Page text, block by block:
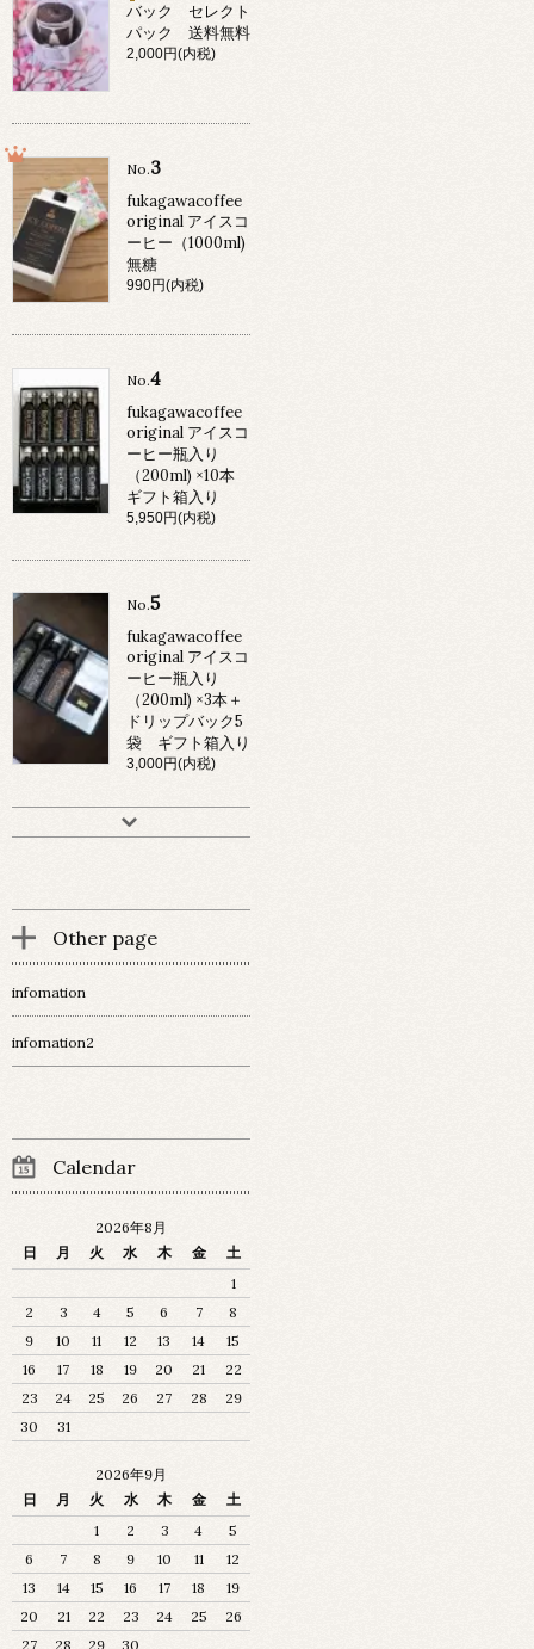
バック セレクト
パック 送料無料
2,000円(内税)
No.3
fukagawacoffee
original アイスコ
ーヒー（1000ml)
無糖
990円(内税)
No.4
fukagawacoffee
original アイスコ
ーヒー瓶入り
（200ml) ×10本
ギフト箱入り
5,950円(内税)
No.5
fukagawacoffee
original アイスコ
ーヒー瓶入り
（200ml) ×3本＋
ドリップバック5
袋 ギフト箱入り
3,000円(内税)
Other page
infomation
infomation2
Calendar
2026年8月
日
月 火 水 木 金
土
1
2
3 4 5 6 7
8
9
10 11 12 13 14
15
16
17 18 19 20 21
22
23
24 25 26 27 28
29
30
31
2026年9月
日
月 火 水 木 金
土
1
2 3 4
5
6
7 8 9 10 11
12
13
14 15 16 17 18
19
20
21 22 23 24 25
26
27
28 29 30